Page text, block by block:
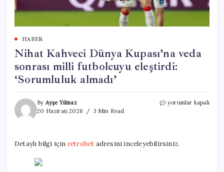
HABER
Nihat Kahveci Dünya Kupası’na veda
sonrası milli futbolcuyu eleştirdi:
‘Sorumluluk almadı’
By Ayşe Yılmaz
20 Haziran 2026
3 Min Read
Nihat
sonrası
yorumlar kapalı
Detaylı bilgi için retrobet adresini inceleyebilirsiniz.